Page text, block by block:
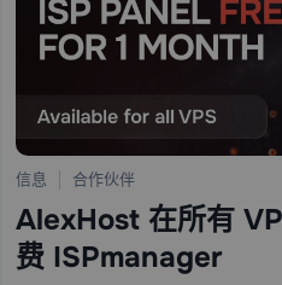
信息 合作伙伴
AlexHost 在所有
费 ISPmanager